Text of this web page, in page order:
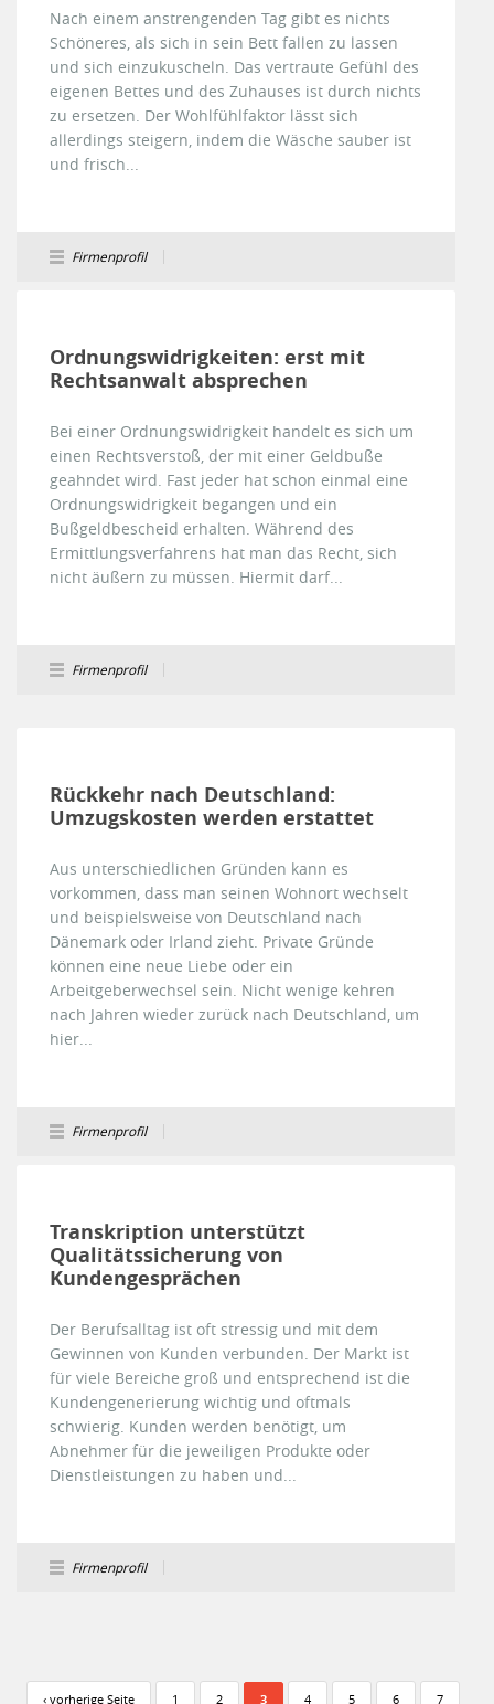
Nach einem anstrengenden Tag gibt es nichts
Schöneres, als sich in sein Bett fallen zu lassen
und sich einzukuscheln. Das vertraute Gefühl des
eigenen Bettes und des Zuhauses ist durch nichts
zu ersetzen. Der Wohlfühlfaktor lässt sich
allerdings steigern, indem die Wäsche sauber ist
und frisch...
Firmenprofil
Ordnungswidrigkeiten: erst mit
Rechtsanwalt absprechen
Bei einer Ordnungswidrigkeit handelt es sich um
einen Rechtsverstoß, der mit einer Geldbuße
geahndet wird. Fast jeder hat schon einmal eine
Ordnungswidrigkeit begangen und ein
Bußgeldbescheid erhalten. Während des
Ermittlungsverfahrens hat man das Recht, sich
nicht äußern zu müssen. Hiermit darf...
Firmenprofil
Rückkehr nach Deutschland:
Umzugskosten werden erstattet
Aus unterschiedlichen Gründen kann es
vorkommen, dass man seinen Wohnort wechselt
und beispielsweise von Deutschland nach
Dänemark oder Irland zieht. Private Gründe
können eine neue Liebe oder ein
Arbeitgeberwechsel sein. Nicht wenige kehren
nach Jahren wieder zurück nach Deutschland, um
hier...
Firmenprofil
Transkription unterstützt
Qualitätssicherung von
Kundengesprächen
Der Berufsalltag ist oft stressig und mit dem
Gewinnen von Kunden verbunden. Der Markt ist
für viele Bereiche groß und entsprechend ist die
Kundengenerierung wichtig und oftmals
schwierig. Kunden werden benötigt, um
Abnehmer für die jeweiligen Produkte oder
Dienstleistungen zu haben und...
Firmenprofil
‹ vorherige Seite 1 2 3 4 5 6 7